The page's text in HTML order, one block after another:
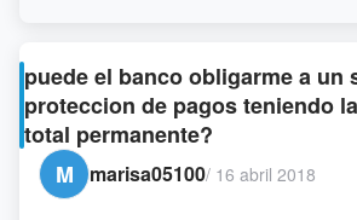
puede el banco obligarme a un
proteccion de pagos teniendo
total permanente?
M
marisa05100/ 16 abril 2018